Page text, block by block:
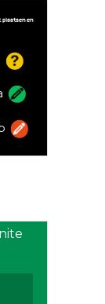
plaatsen en